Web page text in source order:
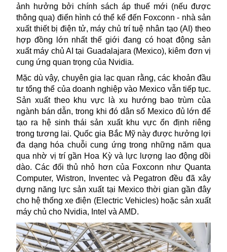
ảnh hưởng bởi chính sách áp thuế mới (nếu được
thông qua) điển hình có thể kể đến Foxconn - nhà sản
xuất thiết bị điện tử, máy chủ trí tuệ nhân tạo (AI) theo
hợp đồng lớn nhất thế giới đang có hoạt động sản
xuất máy chủ AI tại Guadalajara (Mexico), kiêm đơn vị
cung ứng quan trọng của Nvidia.
Mặc dù vậy, chuyên gia lạc quan rằng, các khoản đầu
tư tổng thể của doanh nghiệp vào Mexico vẫn tiếp tục.
Sản xuất theo khu vực là xu hướng bao trùm của
ngành bán dẫn, trong khi đó dân số Mexico đủ lớn để
tạo ra hệ sinh thái sản xuất khu vực ổn định riêng
trong tương lai. Quốc gia Bắc Mỹ này được hưởng lợi
đa dạng hóa chuỗi cung ứng trong những năm qua
qua nhờ vị trí gần Hoa Kỳ và lực lượng lao động dồi
dào. Các đối thủ nhỏ hơn của Foxconn như Quanta
Computer, Wistron, Inventec và Pegatron đều đã xây
dựng năng lực sản xuất tại Mexico thời gian gần đây
cho hệ thống xe điện (Electric Vehicles) hoặc sản xuất
máy chủ cho Nvidia, Intel và AMD.